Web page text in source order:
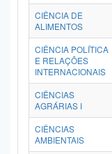
CIÊNCIA DE
ALIMENTOS
CIÊNCIA POLÍTICA
E RELAÇÕES
INTERNACIONAIS
CIÊNCIAS
AGRÁRIAS I
CIÊNCIAS
AMBIENTAIS